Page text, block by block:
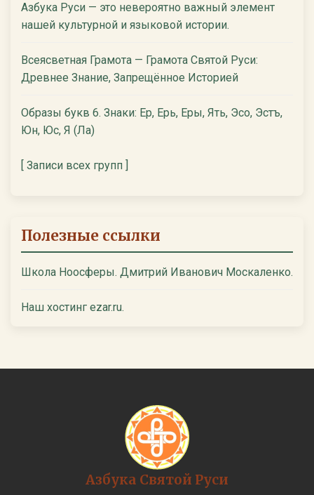
Азбука Руси — это невероятно важный элемент
нашей культурной и языковой истории.
Всеясветная Грамота — Грамота Святой Руси:
Древнее Знание, Запрещённое Историей
Образы букв 6. Знаки: Ер, Ерь, Еры, Ять, Эсо, Эстъ,
Юн, Юс, Я (Ла)
[ Записи всех групп ]
Полезные ссылки
Школа Ноосферы. Дмитрий Иванович Москаленко.
Наш хостинг ezar.ru.
Азбука Святой Руси